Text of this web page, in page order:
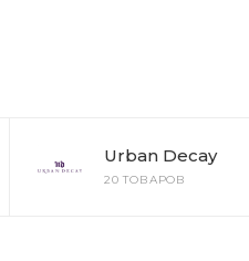
Urban Decay
20 ТОВАРОВ